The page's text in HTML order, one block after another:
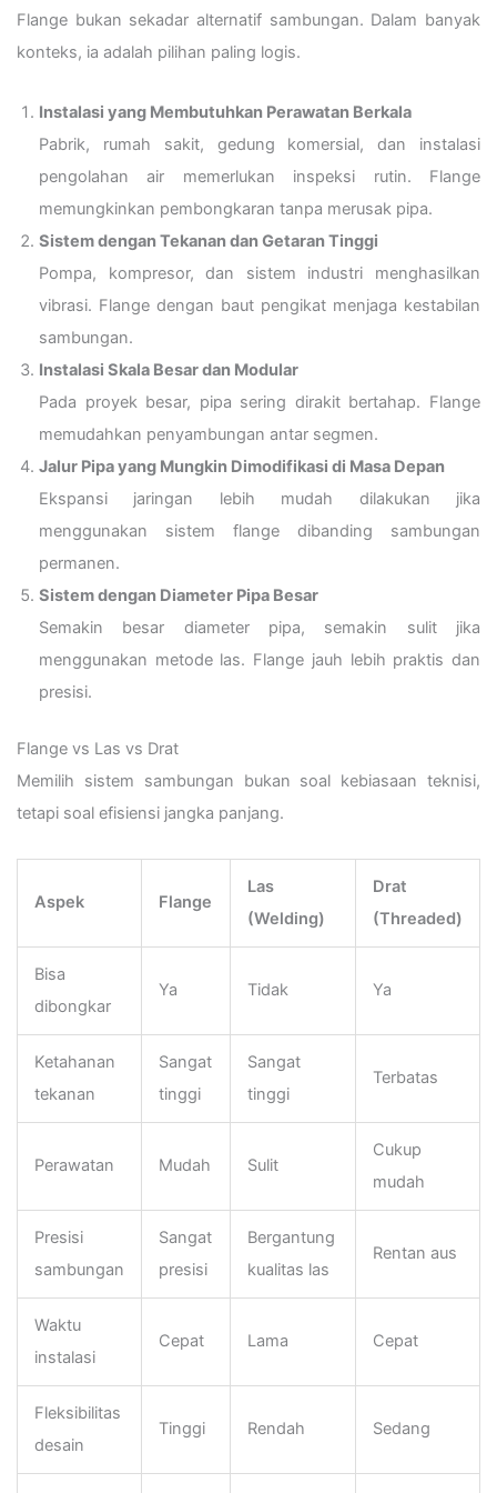
Flange bukan sekadar alternatif sambungan. Dalam banyak
konteks, ia adalah pilihan paling logis.
Instalasi yang Membutuhkan Perawatan Berkala
Pabrik, rumah sakit, gedung komersial, dan instalasi
pengolahan air memerlukan inspeksi rutin. Flange
memungkinkan pembongkaran tanpa merusak pipa.
Sistem dengan Tekanan dan Getaran Tinggi
Pompa, kompresor, dan sistem industri menghasilkan
vibrasi. Flange dengan baut pengikat menjaga kestabilan
sambungan.
Instalasi Skala Besar dan Modular
Pada proyek besar, pipa sering dirakit bertahap. Flange
memudahkan penyambungan antar segmen.
Jalur Pipa yang Mungkin Dimodifikasi di Masa Depan
Ekspansi jaringan lebih mudah dilakukan jika
menggunakan sistem flange dibanding sambungan
permanen.
Sistem dengan Diameter Pipa Besar
Semakin besar diameter pipa, semakin sulit jika
menggunakan metode las. Flange jauh lebih praktis dan
presisi.
Flange vs Las vs Drat
Memilih sistem sambungan bukan soal kebiasaan teknisi,
tetapi soal efisiensi jangka panjang.
Aspek Flange
Las
(Welding)
Drat
(Threaded)
Bisa
dibongkar
Ya Tidak Ya
Ketahanan
tekanan
Sangat
tinggi
Sangat
tinggi
Terbatas
Perawatan Mudah Sulit
Cukup
mudah
Presisi
sambungan
Sangat
presisi
Bergantung
kualitas las
Rentan aus
Waktu
instalasi
Cepat Lama Cepat
Fleksibilitas
desain
Tinggi Rendah Sedang